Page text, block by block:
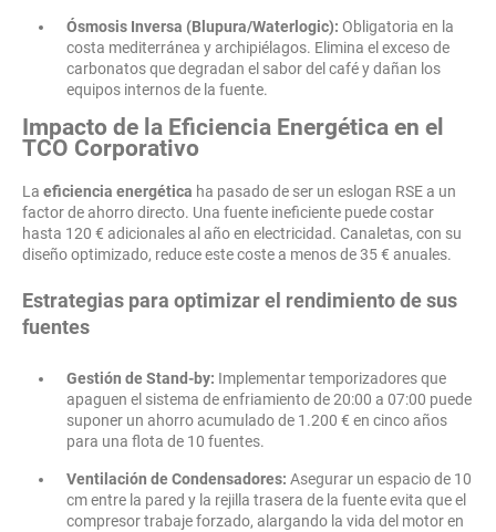
Ósmosis Inversa (Blupura/Waterlogic): Obligatoria en la
costa mediterránea y archipiélagos. Elimina el exceso de
carbonatos que degradan el sabor del café y dañan los
equipos internos de la fuente.
Impacto de la Eficiencia Energética en el
TCO Corporativo
La eficiencia energética ha pasado de ser un eslogan RSE a un
factor de ahorro directo. Una fuente ineficiente puede costar
hasta 120 € adicionales al año en electricidad. Canaletas, con su
diseño optimizado, reduce este coste a menos de 35 € anuales.
Estrategias para optimizar el rendimiento de sus
fuentes
Gestión de Stand-by: Implementar temporizadores que
apaguen el sistema de enfriamiento de 20:00 a 07:00 puede
suponer un ahorro acumulado de 1.200 € en cinco años
para una flota de 10 fuentes.
Ventilación de Condensadores: Asegurar un espacio de 10
cm entre la pared y la rejilla trasera de la fuente evita que el
compresor trabaje forzado, alargando la vida del motor en